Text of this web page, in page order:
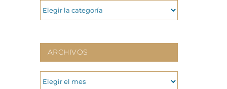
CATEGORIAS
ARCHIVOS
ARCHIVOS